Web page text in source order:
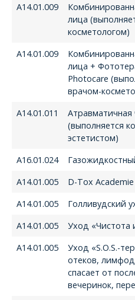
А14.01.009
лица
косметологом)
А14.01.009
лица +
Photocare
врачом-
А14.01.011
Атравматичная
(выполняется
эстетистом)
А16.01.024
А14.01.005
D-Tox
А14.01.005
Голливудский
А14.01.005
Уход «Чистота
А14.01.005
Уход «S.O.S.-
отеков,
спасает от
вечеринок,